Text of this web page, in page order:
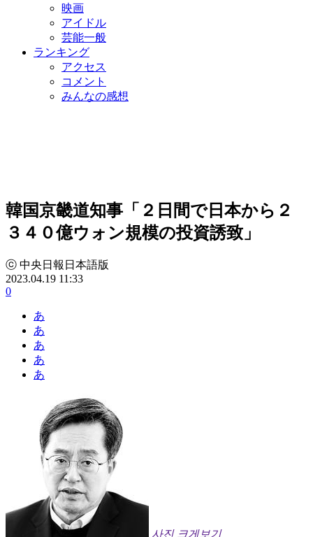
映画
アイドル
芸能一般
ランキング
アクセス
コメント
みんなの感想
韓国京畿道知事「２日間で日本から２
３４０億ウォン規模の投資誘致」
ⓒ 中央日報日本語版
2023.04.19 11:33
0
あ
あ
あ
あ
あ
사진 크게보기